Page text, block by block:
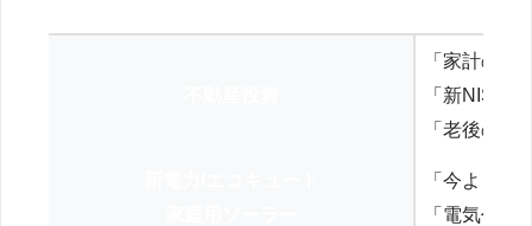
「家計の見
「新NISA
「老後の
「今より
「電気代を